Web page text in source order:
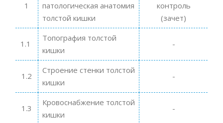
1
патологическая анатомия
толстой кишки
контроль
(зачет)
1.1
Топография толстой
кишки
-
1.2
Строение стенки толстой
кишки
-
1.3
Кровоснабжение толстой
кишки
-